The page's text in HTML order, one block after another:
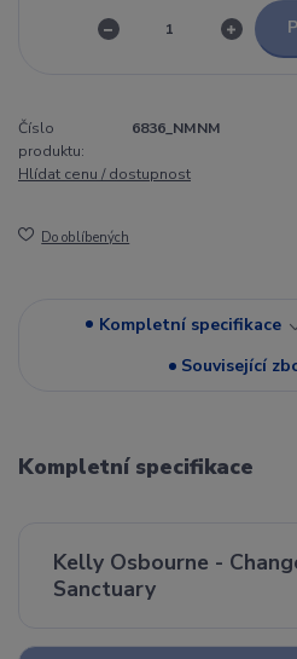
Číslo
produktu:
6836_NMNM
Hlídat cenu / dostupnost
Do oblíbených
Kompletní specifikace
Související
Kompletní specifikace
Kelly Osbourne -
Sanctuary